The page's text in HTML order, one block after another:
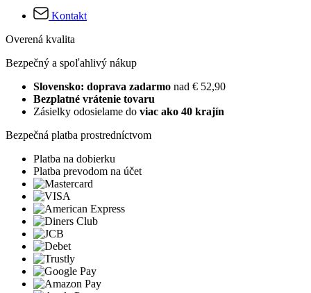
Kontakt
Overená kvalita
Bezpečný a spoľahlivý nákup
Slovensko: doprava zadarmo nad € 52,90
Bezplatné vrátenie tovaru
Zásielky odosielame do viac ako 40 krajín
Bezpečná platba prostredníctvom
Platba na dobierku
Platba prevodom na účet